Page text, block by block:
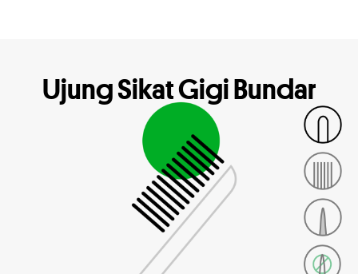
Ujung Sikat Gigi Bundar